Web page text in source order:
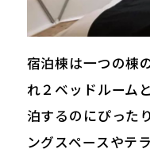
宿泊棟は一つの棟
れ２ベッドルーム
泊するのにぴった
ングスペースやテ